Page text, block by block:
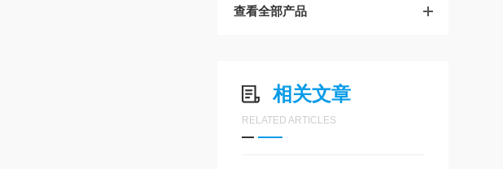
查看全部产品
相关文章
RELATED ARTICLES